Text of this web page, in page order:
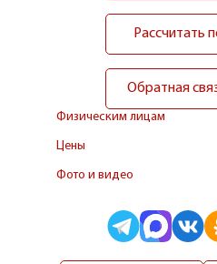
Физическим лицам
Цены
Фото и видео
Рассчитать
Обратная